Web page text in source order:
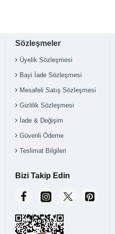
Sözleşmeler
Üyelik Sözleşmesi
Bayi İade Sözleşmesi
Mesafeli Satış Sözleşmesi
Gizlilik Sözleşmesi
İade & Değişim
Güvenli Ödeme
Teslimat Bilgileri
Bizi Takip Edin